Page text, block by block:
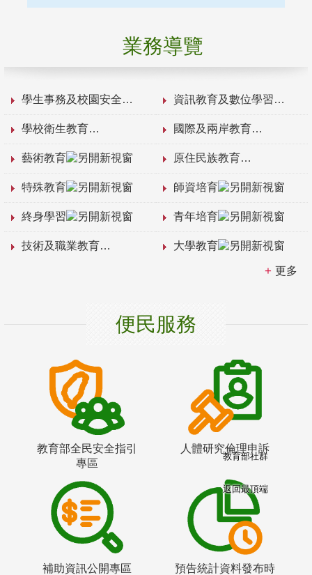
業務導覽
學生事務及校園安全 資訊教育及數位學習
學校衛生教育 國際及兩岸教育
藝術教育 原住民族教育
特殊教育 師資培育
終身學習 青年培育
技術及職業教育 大學教育
更多
便民服務
教育部全民安全指引
專區
人體研究倫理申訴
補助資訊公開專區
預告統計資料發布時
教育部社群
返回最頂端